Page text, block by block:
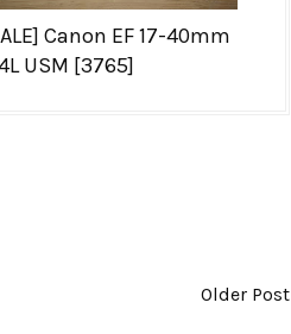
Canon EF 17-40mm
USM [3765]
Older Post